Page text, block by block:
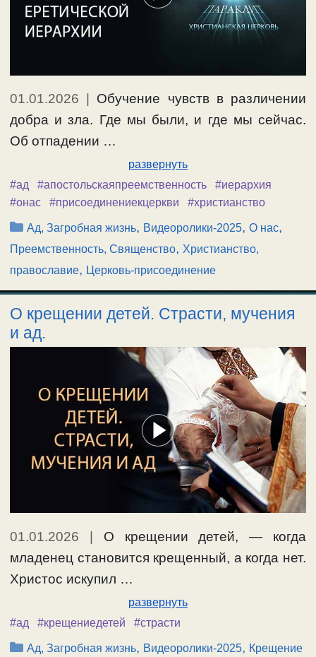
01.01.2026
Обучение чувств в различении
добра и зла. Где мы были, и где мы сейчас.
Об отпадении …
развернуть
#ад
#апостольскаяпреемственность
#иерархия
#онас
#присоединениекцеркви #христианство
Рубрики
Ад, Загробная жизнь, Видеоролики-2025,О нас,
Преемственность, Священство, Христианство,
православие, Церковь-присоединение
О крещении детей. Страсти, мучения
и ад.
01.01.2026 | О крещении детей, — когда
младенец становится крещенный, а когда нет.
Христос искупил …
развернуть
#ад
#крещениедетей #страсти
Рубрики
Ад, Загробная жизнь, Видеоролики-2025, Крещение